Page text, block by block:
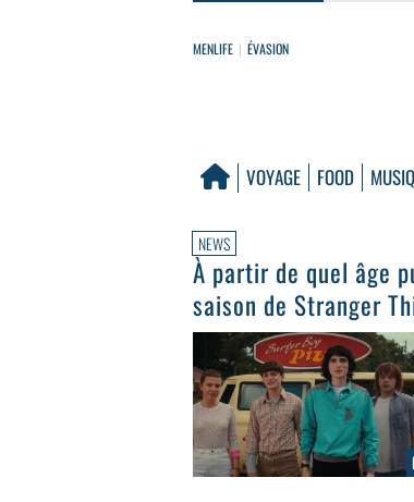
MENLIFE ÉVASION
VOYAGE FOOD
NEWS
À partir de quel âge
saison de Stranger